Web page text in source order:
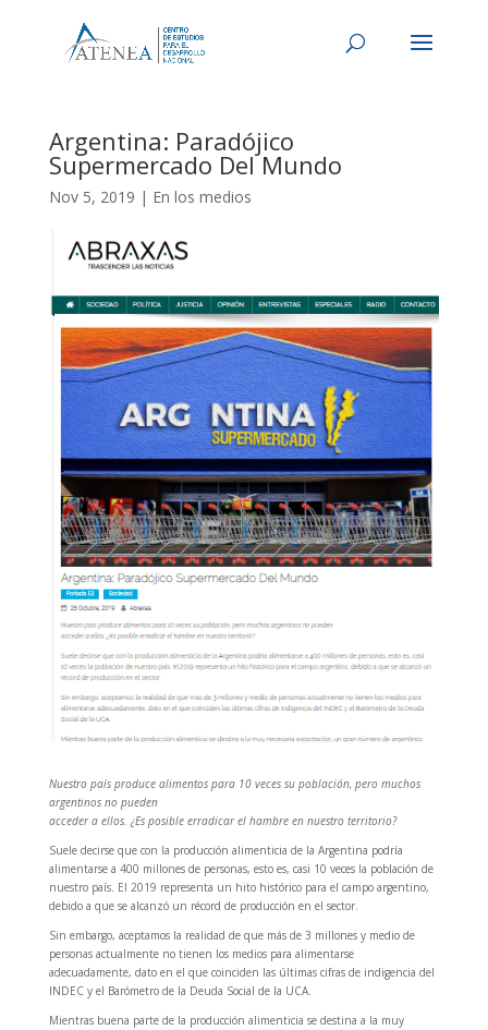
Argentina: Paradójico
Supermercado Del Mundo
Nov 5, 2019 | En los medios
Nuestro país produce alimentos para 10 veces su población, pero muchos
argentinos no pueden
acceder a ellos. ¿Es posible erradicar el hambre en nuestro territorio?
Suele decirse que con la producción alimenticia de la Argentina podría
alimentarse a 400 millones de personas, esto es, casi 10 veces la población de
nuestro país. El 2019 representa un hito histórico para el campo argentino,
debido a que se alcanzó un récord de producción en el sector.
Sin embargo, aceptamos la realidad de que más de 3 millones y medio de
personas actualmente no tienen los medios para alimentarse
adecuadamente, dato en el que coinciden las últimas cifras de indigencia del
INDEC y el Barómetro de la Deuda Social de la UCA.
Mientras buena parte de la producción alimenticia se destina a la muy